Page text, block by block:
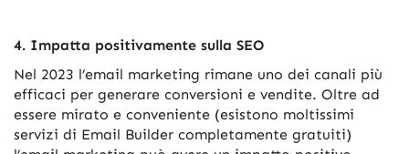
4. Impatta positivamente sulla SEO
Nel 2023 l’email marketing rimane uno dei canali più
efficaci per generare conversioni e vendite. Oltre ad
essere mirato e conveniente (esistono moltissimi
servizi di Email Builder completamente gratuiti)